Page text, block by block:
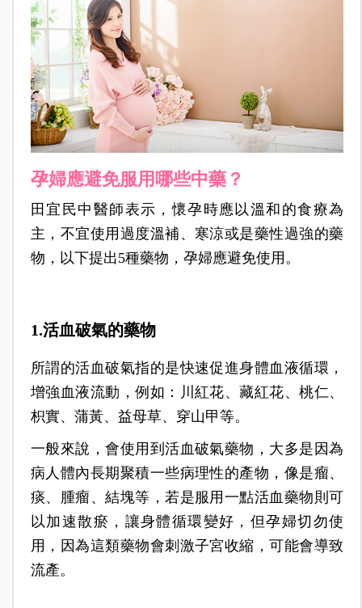
孕婦應避免服用哪些中藥？
田宜民中醫師表示，懷孕時應以溫和的食療為
主，不宜使用過度溫補、寒涼或是藥性過強的藥
物，以下提出5種藥物，孕婦應避免使用。
1.活血破氣的藥物
所謂的活血破氣指的是快速促進身體血液循環，
增強血液流動，例如：川紅花、藏紅花、桃仁、
枳實、蒲黃、益母草、穿山甲等。
一般來說，會使用到活血破氣藥物，大多是因為
病人體內長期聚積一些病理性的產物，像是瘤、
痰、腫瘤、結塊等，若是服用一點活血藥物則可
以加速散瘀，讓身體循環變好，但孕婦切勿使
用，因為這類藥物會刺激子宮收縮，可能會導致
流產。